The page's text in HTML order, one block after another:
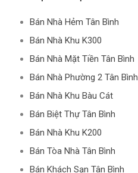
Bán Nhà Hẻm Tân Bình
Bán Nhà Khu K300
Bán Nhà Mặt Tiền Tân Bình
Bán Nhà Phường 2 Tân Bình
Bán Nhà Khu Bàu Cát
Bán Biệt Thự Tân Bình
Bán Nhà Khu K200
Bán Tòa Nhà Tân Bình
Bán Khách Sạn Tân Bình